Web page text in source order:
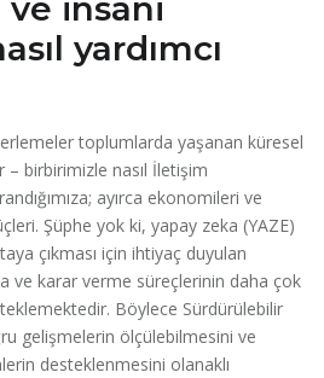
ve insani
yardımcı
toplumlarda yaşanan küresel
birbirimizle nasıl İletişim
ayırca ekonomileri ve
Şüphe yok ki, yapay zeka (YAZE)
çıkması için ihtiyaç duyulan
ve karar verme süreçlerinin daha çok
Böylece Sürdürülebilir
gelişmelerin ölçülebilmesini ve
desteklenmesini olanaklı